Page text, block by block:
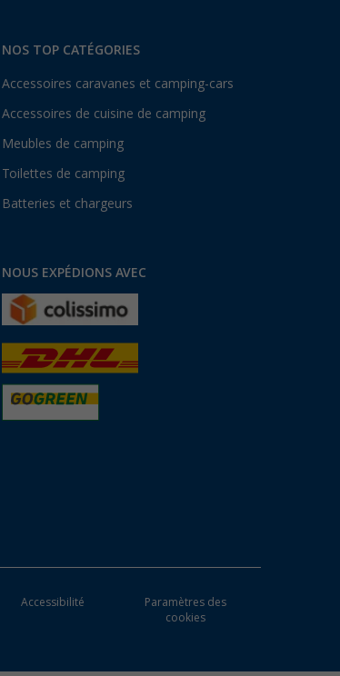
NOS TOP CATÉGORIES
Accessoires caravanes et camping-cars
Accessoires de cuisine de camping
Meubles de camping
Toilettes de camping
Batteries et chargeurs
NOUS EXPÉDIONS AVEC
Accessibilité
Paramètres des
cookies